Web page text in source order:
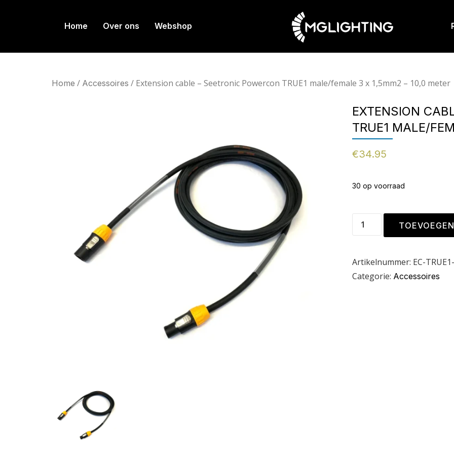
Home Over ons Webshop
Home / Accessoires / Extension cable – Seetronic Powercon TRUE1 male/female 3 x 1,5mm2 – 10,0 meter
EXTENSION
TRUE1 MALE/
€34.95
30 op voorraad
Artikelnummer: EC-
Categorie: Accessoires